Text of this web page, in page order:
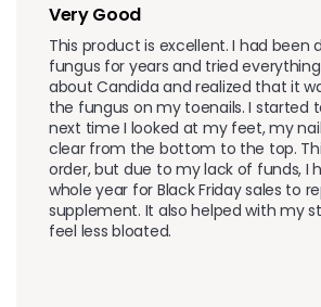
Very Good
This product is excellent. I had been
fungus for years and tried
about Candida and realized that it
the fungus on my toenails. I started
next time I looked at my feet, my
clear from the bottom to the top.
order, but due to my lack of funds, I
whole year for Black Friday sales to
supplement. It also helped with my
feel less bloated.